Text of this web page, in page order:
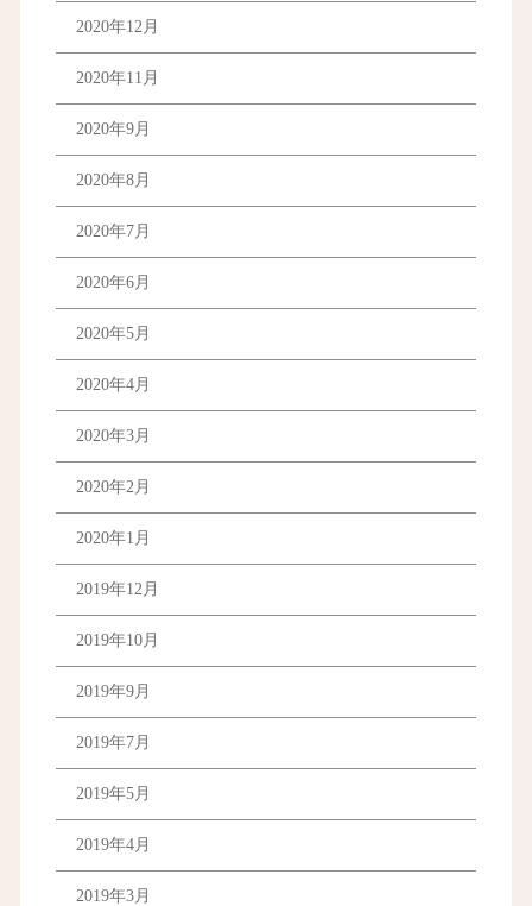
2020年12月
2020年11月
2020年9月
2020年8月
2020年7月
2020年6月
2020年5月
2020年4月
2020年3月
2020年2月
2020年1月
2019年12月
2019年10月
2019年9月
2019年7月
2019年5月
2019年4月
2019年3月